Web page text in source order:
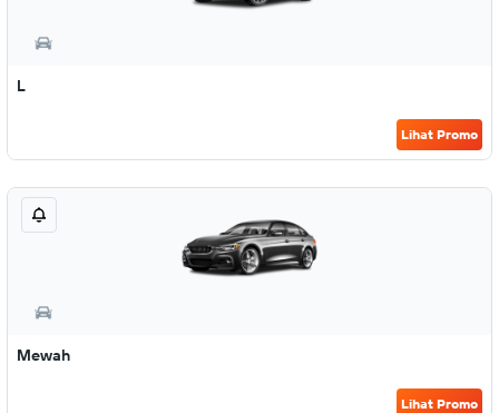
L
Lihat Promo
Mewah
Lihat Promo